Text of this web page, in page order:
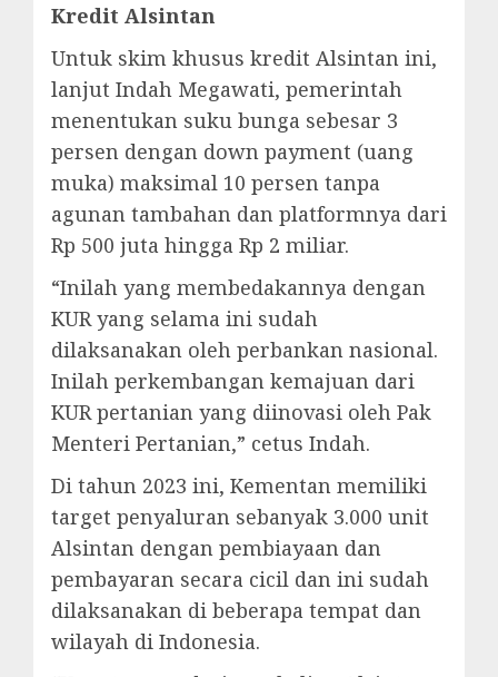
Kredit Alsintan
Untuk skim khusus kredit Alsintan ini,
lanjut Indah Megawati, pemerintah
menentukan suku bunga sebesar 3
persen dengan down payment (uang
muka) maksimal 10 persen tanpa
agunan tambahan dan platformnya dari
Rp 500 juta hingga Rp 2 miliar.
“Inilah yang membedakannya dengan
KUR yang selama ini sudah
dilaksanakan oleh perbankan nasional.
Inilah perkembangan kemajuan dari
KUR pertanian yang diinovasi oleh Pak
Menteri Pertanian,” cetus Indah.
Di tahun 2023 ini, Kementan memiliki
target penyaluran sebanyak 3.000 unit
Alsintan dengan pembiayaan dan
pembayaran secara cicil dan ini sudah
dilaksanakan di beberapa tempat dan
wilayah di Indonesia.